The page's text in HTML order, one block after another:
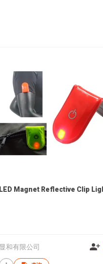
LED Magnet Reflective Clip
显和有限公司